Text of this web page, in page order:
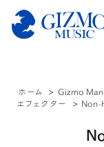
ホーム > Gizmo
エフェクター > Non-